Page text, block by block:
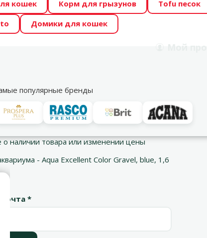
отличные цены на ТОП-овые корма! 🍖
Возможно Твой питомец станет звездой
кошек Корм для грызунов
Tofu песок
Домики для кошек
популярные бренды
Акции
Сообщить мне о наличии товара или изменении цены
наличии товара или изменении цены
- Aqua Excellent Color Gravel, blue, 1,6
почта *